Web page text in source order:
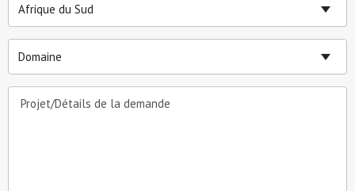
Projet/Détails de la demande